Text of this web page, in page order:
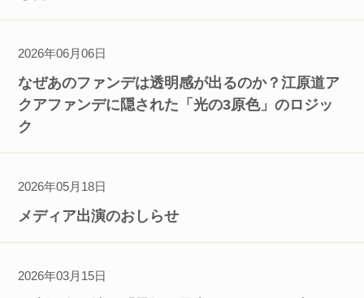
2026年06月06日
なぜあのファンデは透明感が出るのか？江原道ア
クアファンデに隠された「光の3原色」のロジッ
ク
2026年05月18日
メディア出演のおしらせ
2026年03月15日